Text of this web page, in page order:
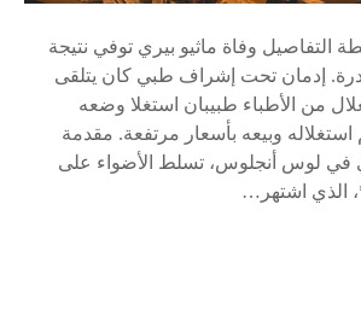
التفاصيل وفاة ماثيو بيري توفي نتيجة
إدمان تحت إشراف طبي كان يتلقى
من الأطباء طبيبان استغلا وضعه
استغلاله وبيعه بأسعار مرتفعة. مقدمة
في لوس أنجلوس، تسلط الأضواء على
الذي اشتهر…